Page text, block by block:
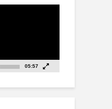
05:57